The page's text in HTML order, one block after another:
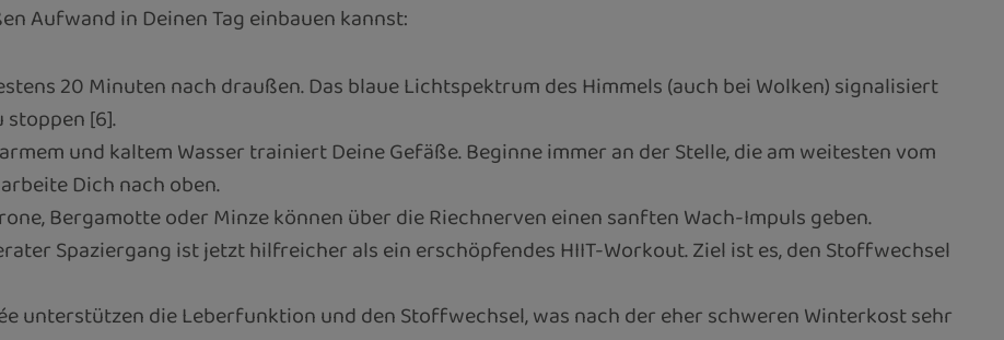
Aufwand in Deinen Tag einbauen kannst:
20 Minuten nach draußen. Das blaue Lichtspektrum des Himmels (auch bei Wolken) signalisiert
[6].
und kaltem Wasser trainiert Deine Gefäße. Beginne immer an der Stelle, die am weitesten vom
Dich nach oben.
Bergamotte oder Minze können über die Riechnerven einen sanften Wach-Impuls geben.
Spaziergang ist jetzt hilfreicher als ein erschöpfendes HIIT-Workout. Ziel ist es, den Stoffwechsel
unterstützen die Leberfunktion und den Stoffwechsel, was nach der eher schweren Winterkost sehr